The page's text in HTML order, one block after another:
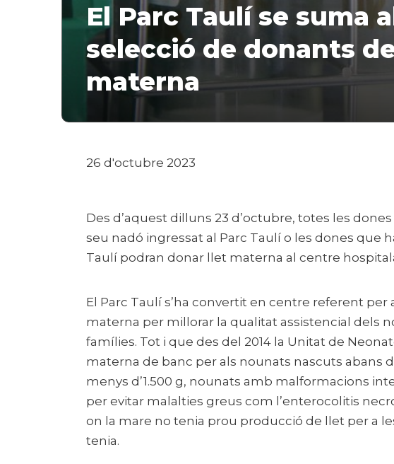
El Parc Taulí se suma
selecció de donants
materna
26 d'octubre 2023
Des d’aquest dilluns 23 d’octubre, totes les
seu nadó ingressat al Parc Taulí o les dones que
Taulí podran donar llet materna al centre
El Parc Taulí s’ha convertit en centre referent per
materna per millorar la qualitat assistencial dels
famílies. Tot i que des del 2014 la Unitat de
materna de banc per als nounats nascuts abans
menys d’1.500 g, nounats amb malformacions
per evitar malalties greus com l’enterocolitis
on la mare no tenia prou producció de llet per a
tenia.